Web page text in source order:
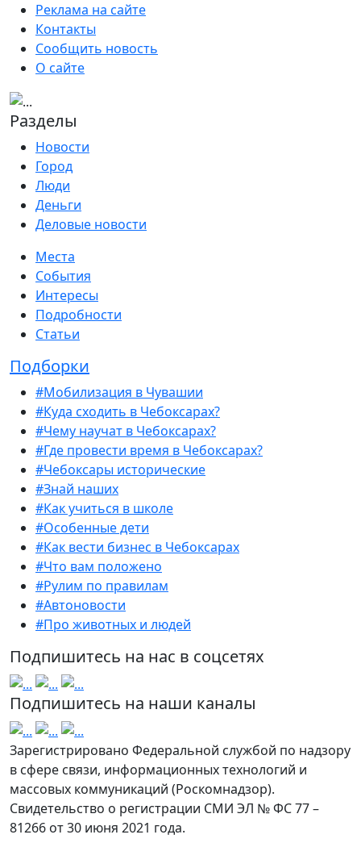
Реклама на сайте
Контакты
Сообщить новость
О сайте
Разделы
Новости
Город
Люди
Деньги
Деловые новости
Места
События
Интересы
Подробности
Статьи
Подборки
#Мобилизация в Чувашии
#Куда сходить в Чебоксарах?
#Чему научат в Чебоксарах?
#Где провести время в Чебоксарах?
#Чебоксары исторические
#Знай наших
#Как учиться в школе
#Особенные дети
#Как вести бизнес в Чебоксарах
#Что вам положено
#Рулим по правилам
#Автоновости
#Про животных и людей
Подпишитесь на нас в соцсетях
Подпишитесь на наши каналы
Зарегистрировано Федеральной службой по надзору
в сфере связи, информационных технологий и
массовых коммуникаций (Роскомнадзор).
Свидетельство о регистрации СМИ ЭЛ № ФС 77 –
81266 от 30 июня 2021 года.